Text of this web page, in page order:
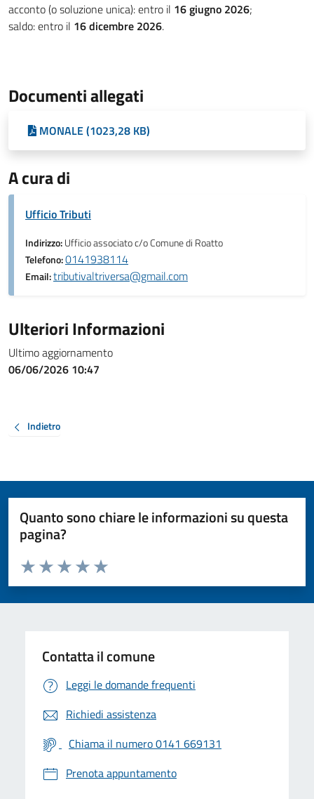
acconto (o soluzione unica): entro il 16 giugno 2026;
saldo: entro il 16 dicembre 2026.
Documenti allegati
MONALE (1023,28 KB)
A cura di
Ufficio Tributi
Indirizzo:Ufficio associato c/o Comune di Roatto
Telefono:0141938114
Email:tributivaltriversa@gmail.com
Ulteriori Informazioni
Ultimo aggiornamento
06/06/2026 10:47
Indietro
Quanto sono chiare le informazioni su questa
pagina?
Valuta da 1 a 5 stelle la pagina
Valuta 5 stelle su 5
Valuta 4 stelle su 5
Valuta 3 stelle su 5
Valuta 2 stelle su 5
Valuta 1 stelle su 5
Contatta il comune
Leggi le domande frequenti
Richiedi assistenza
Chiama il numero 0141 669131
Prenota appuntamento